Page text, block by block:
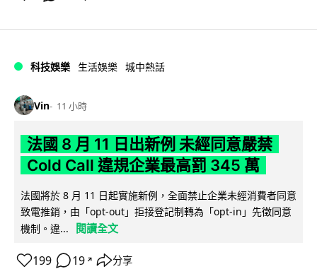
科技娛樂 生活娛樂 城中熱話
Vin 11 小時
法國 8 月 11 日出新例 未經同意嚴禁
Cold Call 違規企業最高罰 345 萬
法國將於 8 月 11 日起實施新例，全面禁止企業未經消費者同意
致電推銷，由「opt-out」拒接登記制轉為「opt-in」先徵同意
機制。違...
閱讀全文
199 19 ↗ 分享